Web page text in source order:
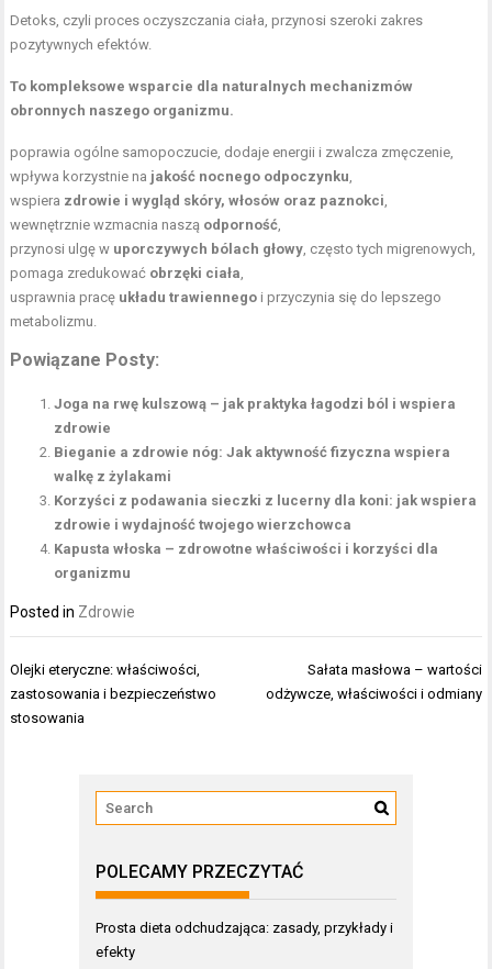
Detoks, czyli proces oczyszczania ciała, przynosi szeroki zakres
pozytywnych efektów.
To kompleksowe wsparcie dla naturalnych mechanizmów
obronnych naszego organizmu.
poprawia ogólne samopoczucie, dodaje energii i zwalcza zmęczenie,
wpływa korzystnie na jakość nocnego odpoczynku
wspiera zdrowie i wygląd skóry, włosów oraz paznokci
wewnętrznie wzmacnia naszą odporność
przynosi ulgę w uporczywych bólach głowy , często tych migrenowych,
pomaga zredukować obrzęki ciała
usprawnia pracę układu trawiennego i przyczynia się do lepszego
metabolizmu.
Powiązane Posty:
Joga na rwę kulszową – jak praktyka łagodzi ból i wspiera
zdrowie
Bieganie a zdrowie nóg: Jak aktywność fizyczna wspiera
walkę z żylakami
Korzyści z podawania sieczki z lucerny dla koni: jak wspiera
zdrowie i wydajność twojego wierzchowca
Kapusta włoska – zdrowotne właściwości i korzyści dla
organizmu
Posted in Zdrowie
Nawigacja
wpisu
Olejki eteryczne: właściwości,
zastosowania i bezpieczeństwo
stosowania
Sałata masłowa – wartości
odżywcze, właściwości i odmiany
POLECAMY PRZECZYTAĆ
Prosta dieta odchudzająca: zasady, przykłady i
efekty